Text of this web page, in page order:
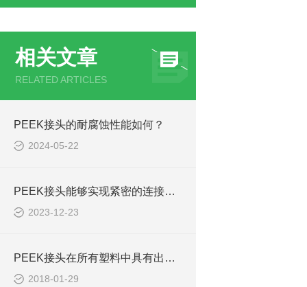
相关文章
RELATED ARTICLES
PEEK接头的耐腐蚀性能如何？
2024-05-22
PEEK接头能够实现紧密的连接，确保电流和信号的稳定传输
2023-12-23
PEEK接头在所有塑料中具有出众的滑动特性
2018-01-29